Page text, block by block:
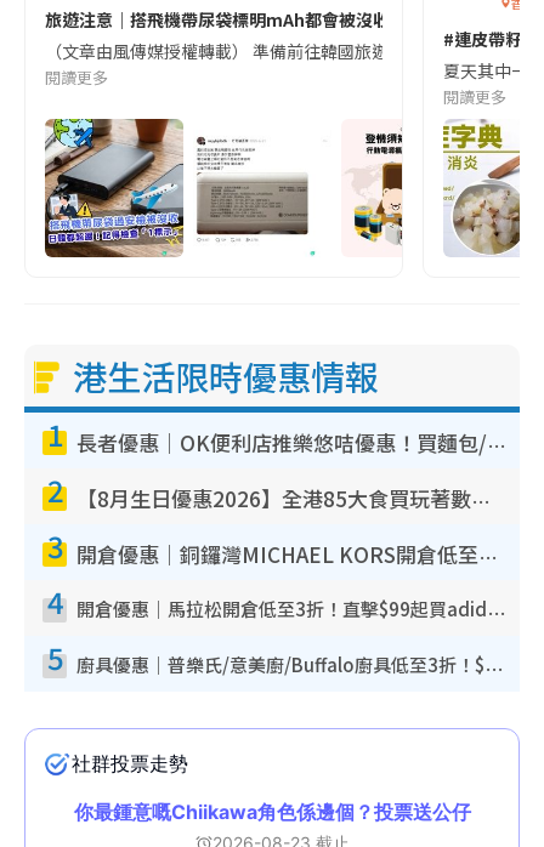
旅遊注意｜搭飛機帶尿袋標明mAh都會被沒收😱出發前切記檢查
（文章由風傳媒授權轉載） 準備前往韓國旅遊的民眾，近期要
閱讀更多
#連皮帶籽
夏天其中一
閱讀更多
港生活限時優惠情報
1 長者優惠｜OK便利店推樂悠咭優惠！買麵包/牛奶/保健品拍卡即減
2 【8月生日優惠2026】全港85大食買玩著數攻略 自助餐/火鍋放題同行免費＋誠品/DONKI送現金券
3 開倉優惠｜銅鑼灣MICHAEL KORS開倉低至17折！直擊$500起買手袋/銀包/鞋款 必買經典Jet Set系列
4 開倉優惠｜馬拉松開倉低至3折！直擊$99起買adidas／New Balance／Puma鞋款 STANLEY保溫杯劈價至$119起
5 廚具優惠｜普樂氏/意美廚/Buffalo廚具低至3折！$89起買煎鍋／炒鑊／個人鍋 同場小家電激減至$99起